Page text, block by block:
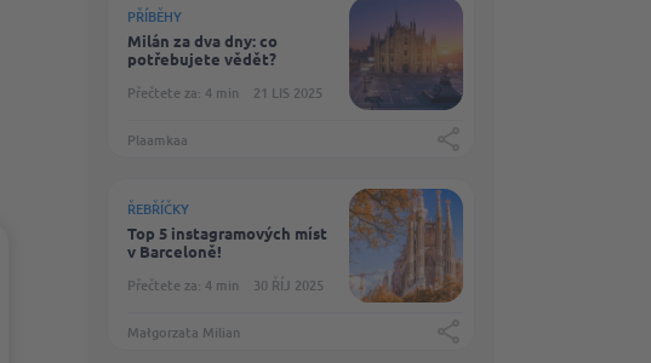
PŘÍBĚHY
Milán za dva dny: co
potřebujete vědět?
Přečtete za: 4 min
21 LIS 2025
Plaamkaa
ŘEBŘÍČKY
Top 5 instagramových míst
v Barceloně!
Přečtete za: 4 min
30 ŘÍJ 2025
Małgorzata Milian